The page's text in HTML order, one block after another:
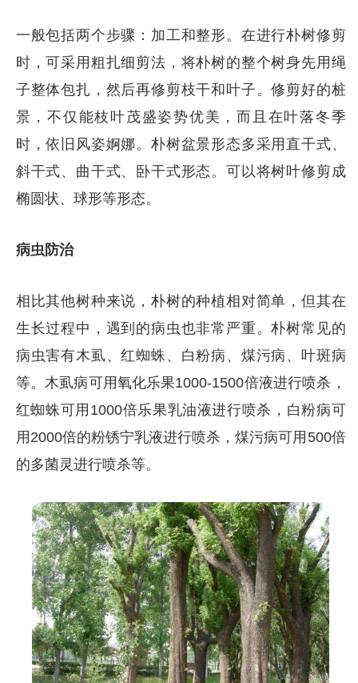
一般包括两个步骤：加工和整形。在进行朴树修剪
时，可采用粗扎细剪法，将朴树的整个树身先用绳
子整体包扎，然后再修剪枝干和叶子。修剪好的桩
景，不仅能枝叶茂盛姿势优美，而且在叶落冬季
时，依旧风姿婀娜。朴树盆景形态多采用直干式、
斜干式、曲干式、卧干式形态。可以将树叶修剪成
椭圆状、球形等形态。
病虫防治
相比其他树种来说，朴树的种植相对简单，但其在
生长过程中，遇到的病虫也非常严重。朴树常见的
病虫害有木虱、红蜘蛛、白粉病、煤污病、叶斑病
等。木虱病可用氧化乐果1000-1500倍液进行喷杀，
红蜘蛛可用1000倍乐果乳油液进行喷杀，白粉病可
用2000倍的粉锈宁乳液进行喷杀，煤污病可用500倍
的多菌灵进行喷杀等。